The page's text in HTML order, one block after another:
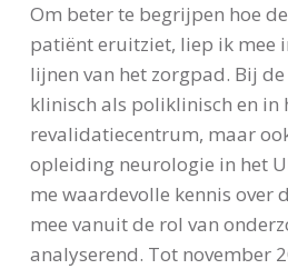
Om beter te begrijpen hoe
patiënt eruitziet, liep ik mee
lijnen van het zorgpad. Bij
klinisch als poliklinisch en in
revalidatiecentrum, maar
opleiding neurologie in het
me waardevolle kennis over
mee vanuit de rol van
analyserend. Tot november